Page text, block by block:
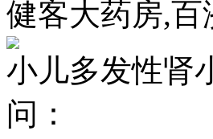
健客大药房,
小儿多发性肾
问：